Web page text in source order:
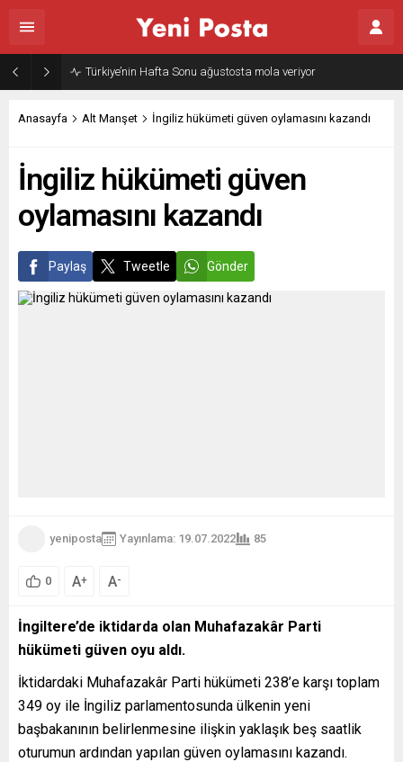
Türkiye’nin Hafta Sonu ağustosta mola veriyor
Anasayfa Alt Manşet İngiliz hükümeti güven oylamasını kazandı
İngiliz hükümeti güven
oylamasını kazandı
Paylaş Tweetle Gönder
yeniposta Yayınlama: 19.07.2022 85
0 A+ A-
İngiltere’de iktidarda olan Muhafazakâr Parti
hükümeti güven oyu aldı.
İktidardaki Muhafazakâr Parti hükümeti 238’e karşı toplam
349 oy ile İngiliz parlamentosunda ülkenin yeni
başbakanının belirlenmesine ilişkin yaklaşık beş saatlik
oturumun ardından yapılan güven oylamasını kazandı.